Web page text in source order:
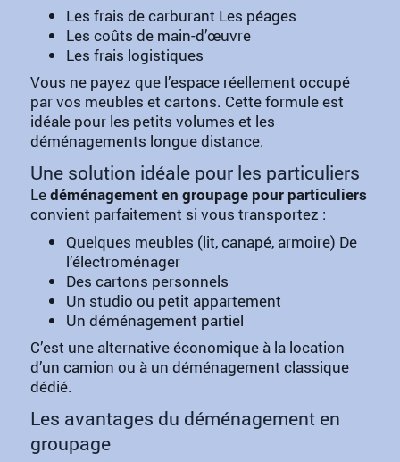
Les frais de carburant Les péages
Les coûts de main-d’œuvre
Les frais logistiques
Vous ne payez que l’espace réellement occupé
par vos meubles et cartons. Cette formule est
idéale pour les petits volumes et les
déménagements longue distance.
Une solution idéale pour les particuliers
Ledéménagement en groupage pour particuliers
convient parfaitement si vous transportez :
Quelques meubles (lit, canapé, armoire) De
l’électroménager
Des cartons personnels
Un studio ou petit appartement
Un déménagement partiel
C’est une alternative économique à la location
d’un camion ou à un déménagement classique
dédié.
Les avantages du déménagement en
groupage